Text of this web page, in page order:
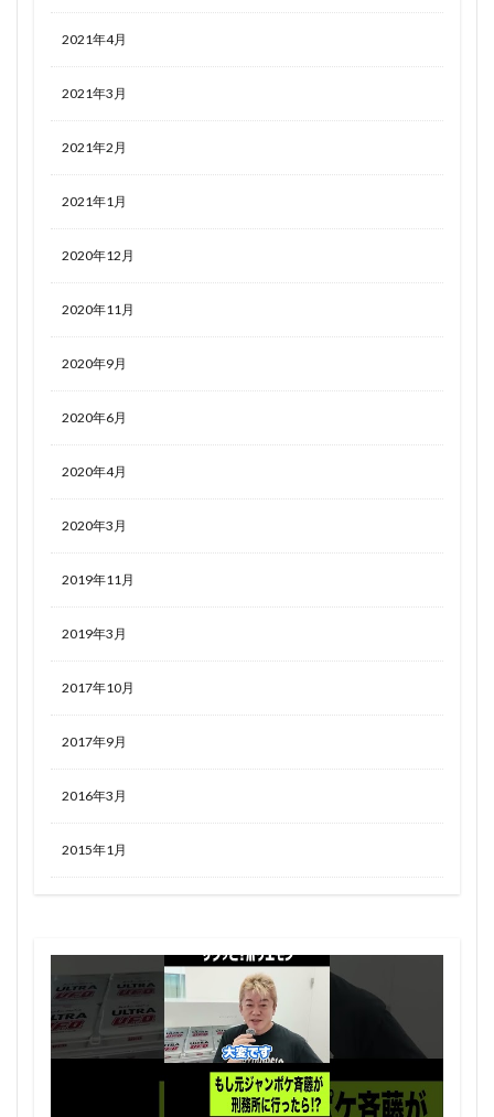
2021年4月
2021年3月
2021年2月
2021年1月
2020年12月
2020年11月
2020年9月
2020年6月
2020年4月
2020年3月
2019年11月
2019年3月
2017年10月
2017年9月
2016年3月
2015年1月